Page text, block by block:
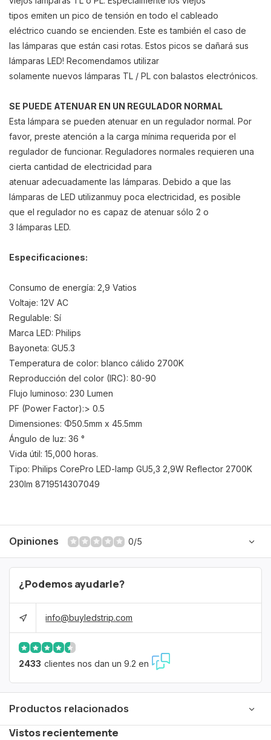
tipos emiten un pico de tensión en todo el cableado
eléctrico cuando se encienden. Este es también el caso de
las lámparas que están casi rotas. Estos picos se dañará sus
lámparas LED! Recomendamos utilizar
solamente nuevos lámparas TL / PL con balastos electrónicos.
SE PUEDE ATENUAR EN UN REGULADOR NORMAL
Esta lámpara se pueden atenuar en un regulador normal. Por
favor, preste atención a la carga mínima requerida por el
regulador de funcionar. Reguladores normales requieren una
cierta cantidad de electricidad para
atenuar adecuadamente las lámparas. Debido a que las
lámparas de LED utilizanmuy poca electricidad, es posible
que el regulador no es capaz de atenuar sólo 2 o
3 lámparas LED.
Especificaciones:
Consumo de energía: 2,9 Vatios
Voltaje: 12V AC
Regulable: Sí
Marca LED: Philips
Bayoneta: GU5.3
Temperatura de color: blanco cálido 2700K
Reproducción del color (IRC): 80-90
Flujo luminoso: 230 Lumen
PF (Power Factor):> 0.5
Dimensiones: Φ50.5mm x 45.5mm
Ángulo de luz: 36 °
Vida útil: 15,000 horas.
Tipo: Philips CorePro LED-lamp GU5,3 2,9W Reflector 2700K
230lm 8719514307049
Opiniones 0/5
¿Podemos ayudarle?
info@buyledstrip.com
2433 clientes nos dan un 9.2 en
Productos relacionados
Vistos recientemente